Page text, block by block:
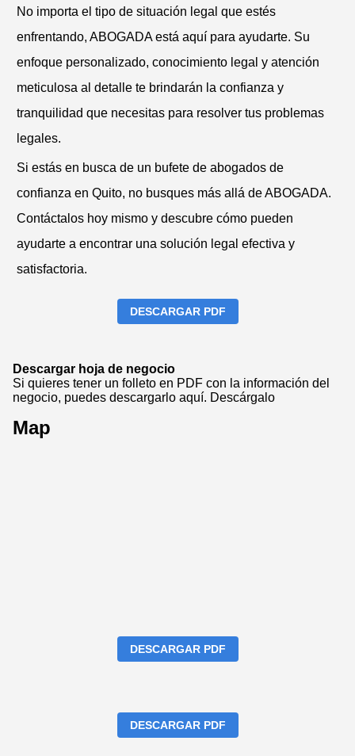
No importa el tipo de situación legal que estés
enfrentando, ABOGADA está aquí para ayudarte. Su
enfoque personalizado, conocimiento legal y atención
meticulosa al detalle te brindarán la confianza y
tranquilidad que necesitas para resolver tus problemas
legales.
Si estás en busca de un bufete de abogados de
confianza en Quito, no busques más allá de ABOGADA.
Contáctalos hoy mismo y descubre cómo pueden
ayudarte a encontrar una solución legal efectiva y
satisfactoria.
DESCARGAR PDF
Descargar hoja de negocio
Si quieres tener un folleto en PDF con la información del
negocio, puedes descargarlo aquí. Descárgalo
Map
DESCARGAR PDF
DESCARGAR PDF